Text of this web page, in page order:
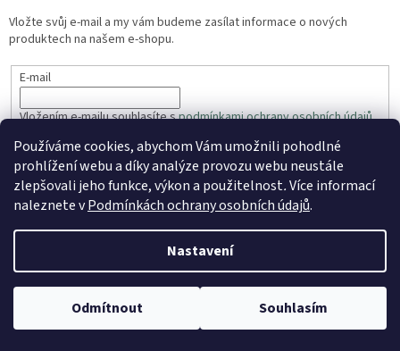
Používáme cookies, abychom Vám umožnili pohodlné
prohlížení webu a díky analýze provozu webu neustále
zlepšovali jeho funkce, výkon a použitelnost.Více informací
naleznete vPodmínkách ochrany osobních údajů.
Nastavení
Odmítnout Souhlasím
Vložte svůj e-mail a my vám budeme zasílat informace o nových
produktech na našem e-shopu.
E-mail
Vložením e-mailu souhlasíte spodmínkami ochrany osobních údajů
PŘIHLÁSIT SE
Copyright 2026ZahradaRyhos.cz. Všechna práva vyhrazena.
Upravit nastavení cookies